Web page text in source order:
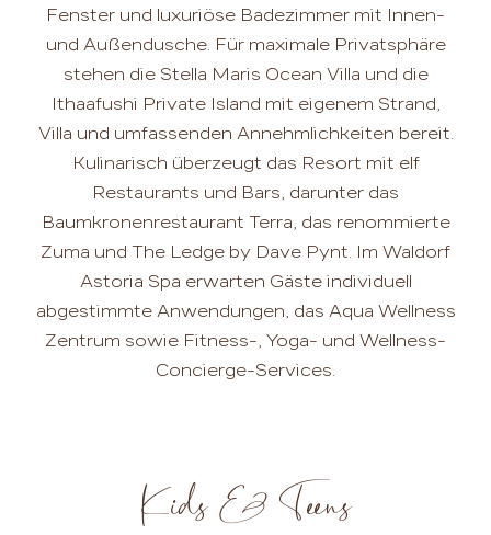
Fenster und luxuriöse Badezimmer mit Innen-
und Außendusche. Für maximale Privatsphäre
stehen die Stella Maris Ocean Villa und die
Ithaafushi Private Island mit eigenem Strand,
Villa und umfassenden Annehmlichkeiten bereit.
Kulinarisch überzeugt das Resort mit elf
Restaurants und Bars, darunter das
Baumkronenrestaurant Terra, das renommierte
Zuma und The Ledge by Dave Pynt. Im Waldorf
Astoria Spa erwarten Gäste individuell
abgestimmte Anwendungen, das Aqua Wellness
Zentrum sowie Fitness-, Yoga- und Wellness-
Concierge-Services.
Kids & Teens